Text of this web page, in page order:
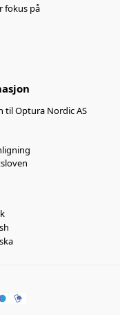
fokus på
til Optura Nordic AS